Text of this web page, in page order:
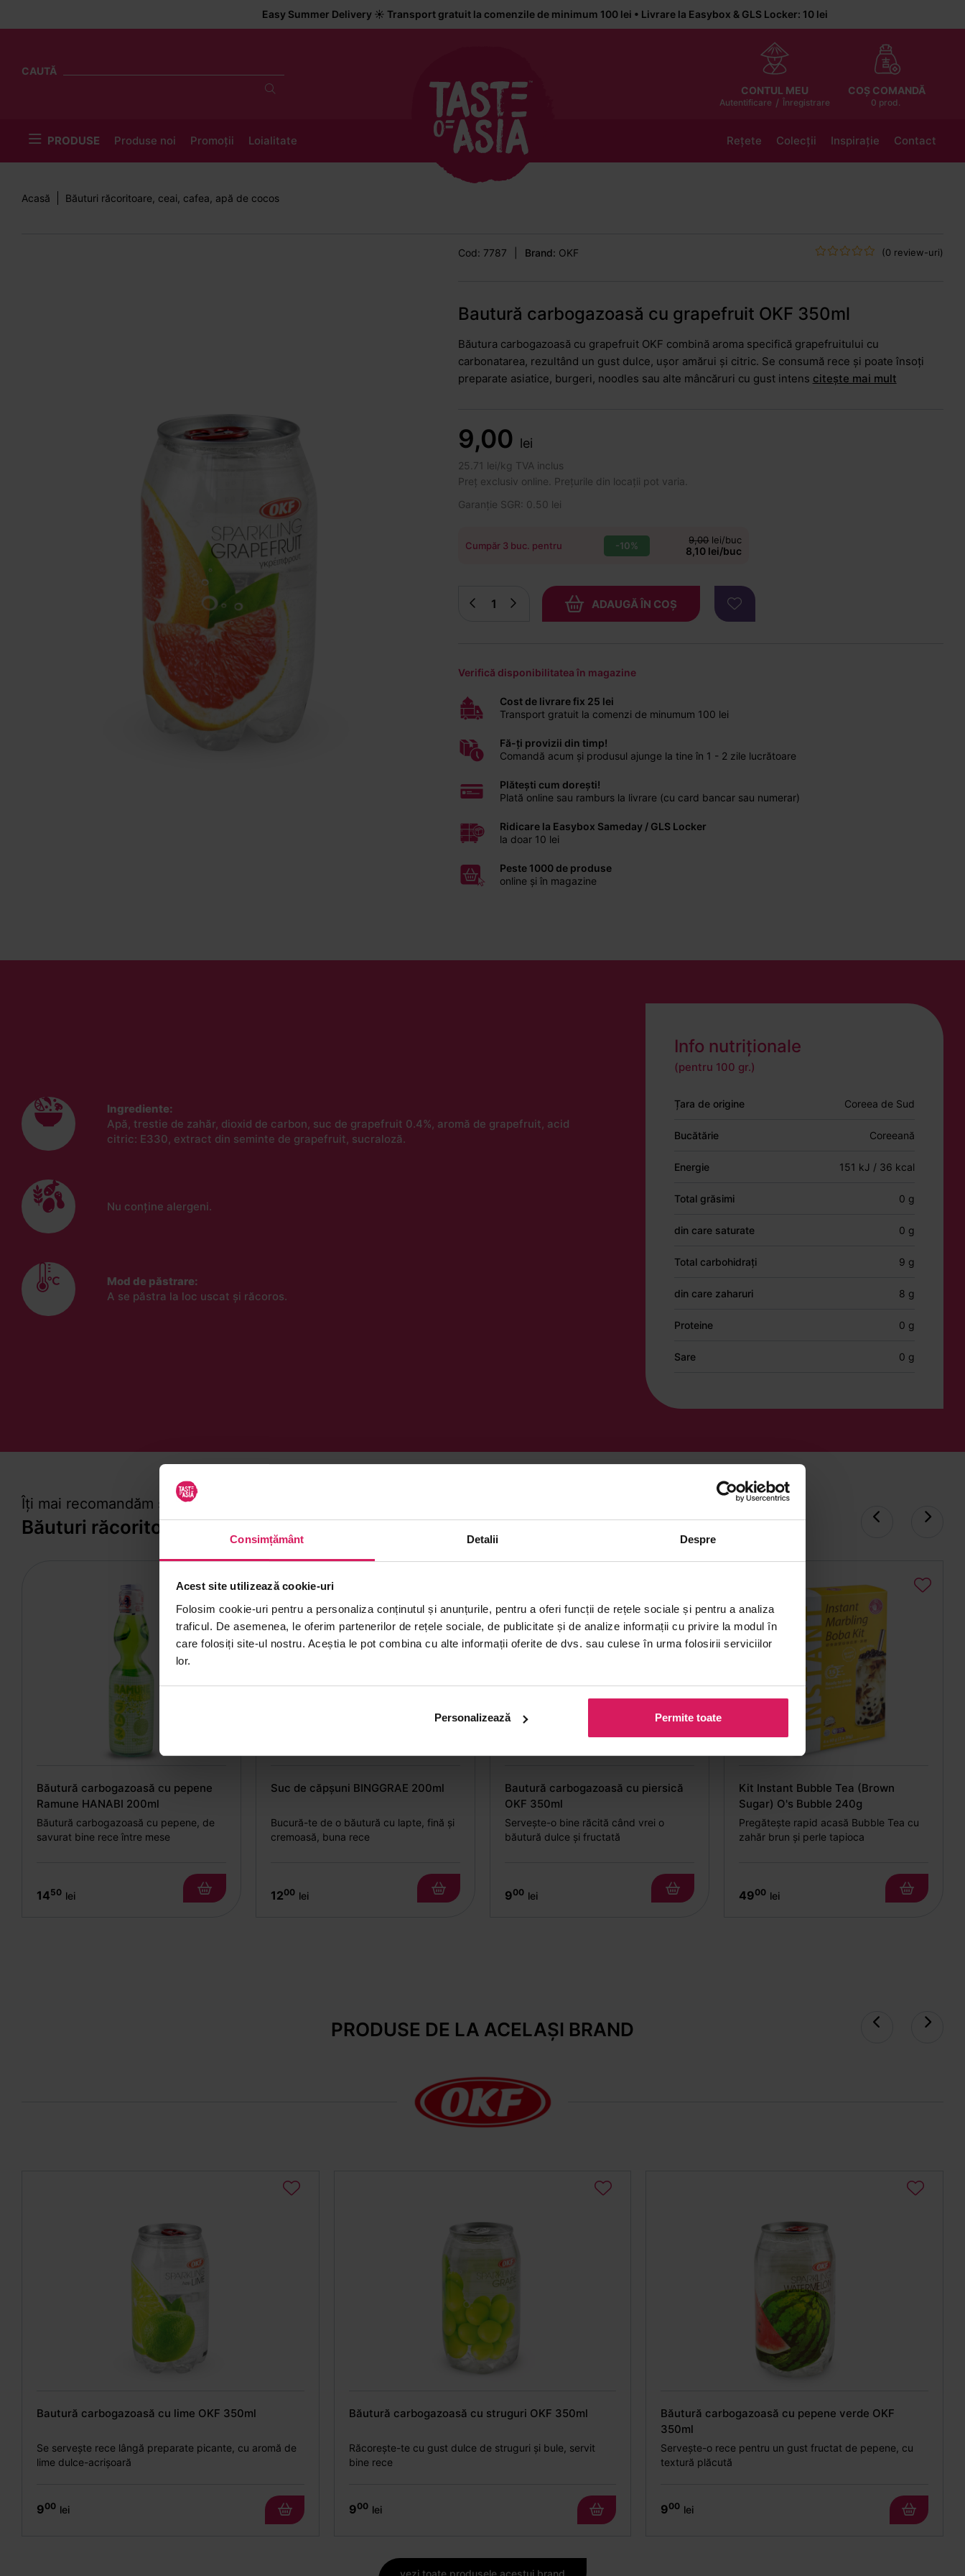
Consimțământ Detalii Despre
Acest site utilizează cookie-uri
Folosim cookie-uri pentru a personaliza conținutul și anunțurile, pentru a oferi funcții de rețele sociale și pentru a analiza
traficul. De asemenea, le oferim partenerilor de rețele sociale, de publicitate și de analize informații cu privire la modul în
care folosiți site-ul nostru. Aceștia le pot combina cu alte informații oferite de dvs. sau culese în urma folosirii serviciilor
lor.
Personalizează Permite toate
Easy Summer Delivery ☀️ Transport gratuit la comenzile de minimum 100 lei • Livrare la Easybox & GLS Locker: 10 lei
CAUTĂ
CONTUL MEU
Autentificare / Înregistrare
COȘ COMANDĂ
0 prod.
PRODUSE Produse noi Promoții Loialitate Rețete Colecții Inspirație Contact
Acasă Băuturi răcoritoare, ceai, cafea, apă de cocos
Cod: 7787 Brand: OKF (0 review-uri)
Bautură carbogazoasă cu grapefruit OKF 350ml
Băutura carbogazoasă cu grapefruit OKF combină aroma specifică grapefruitului cu
carbonatarea, rezultând un gust dulce, ușor amărui și citric. Se consumă rece și poate însoți
preparate asiatice, burgeri, noodles sau alte mâncăruri cu gust intens citește mai mult
9,00 lei
25.71 lei/kg TVA inclus
Preț exclusiv online. Prețurile din locații pot varia.
Garanție SGR: 0.50 lei
Cumpăr 3 buc. pentru -10% 9,00lei/buc
8,10 lei/buc
ADAUGĂ ÎN COȘ
Verifică disponibilitatea în magazine
Cost de livrare fix 25 lei
Transport gratuit la comenzi de minumum 100 lei
Fă-ți provizii din timp!
Comandă acum și produsul ajunge la tine în 1 - 2 zile lucrătoare
Plătești cum dorești!
Plată online sau ramburs la livrare (cu card bancar sau numerar)
Ridicare la Easybox Sameday / GLS Locker
la doar 10 lei
Peste 1000 de produse
online și în magazine
Ingrediente:
Apă, trestie de zahăr, dioxid de carbon, suc de grapefruit 0.4%, aromă de grapefruit, acid
citric: E330, extract din seminte de grapefruit, sucraloză.
Nu conține alergeni.
Mod de păstrare:
A se păstra la loc uscat și răcoros.
Info nutriționale
(pentru 100 gr.)
Țara de origine Coreea de Sud
Bucătărie Coreeană
Energie 151 kJ / 36 kcal
Total grăsimi 0 g
din care saturate 0 g
Total carbohidrați 9 g
din care zaharuri 8 g
Proteine 0 g
Sare 0 g
Îți mai recomandăm și alte produse din
Băuturi răcoritoare, ceai, cafea, apă de cocos
Băutură carbogazoasă cu pepene
Ramune HANABI 200ml
Băutură carbogazoasă cu pepene, de
savurat bine rece între mese
1450 lei
RECOMANDAT
Suc de căpșuni BINGGRAE 200ml
Bucură-te de o băutură cu lapte, fină și
cremoasă, buna rece
1200 lei
Bautură carbogazoasă cu piersică
OKF 350ml
Servește-o bine răcită când vrei o
băutură dulce și fructată
900 lei
Kit Instant Bubble Tea (Brown
Sugar) O's Bubble 240g
Pregătește rapid acasă Bubble Tea cu
zahăr brun și perle tapioca
4900 lei
PRODUSE DE LA ACELAȘI BRAND
Bautură carbogazoasă cu lime OKF 350ml
Se servește rece lângă preparate picante, cu aromă de
lime dulce-acrișoară
900 lei
Băutură carbogazoasă cu struguri OKF 350ml
Răcorește-te cu gust dulce de struguri și bule, servit
bine rece
900 lei
Băutură carbogazoasă cu pepene verde OKF
350ml
Servește-o rece pentru un gust fructat de pepene, cu
textură plăcută
900 lei
vezi toate produsele acestui brand